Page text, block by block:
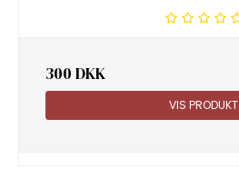
300 DKK
VIS PRODUKT